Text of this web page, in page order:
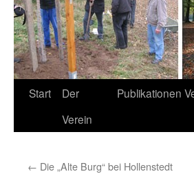
Start
Der
Verein
Publikationen
← Die „Alte Burg“ bei Hollenstedt